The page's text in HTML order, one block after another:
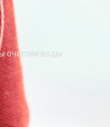
очистки воды